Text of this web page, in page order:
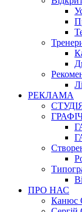
РЕКЛАМА
ПРО НАС
Канюс